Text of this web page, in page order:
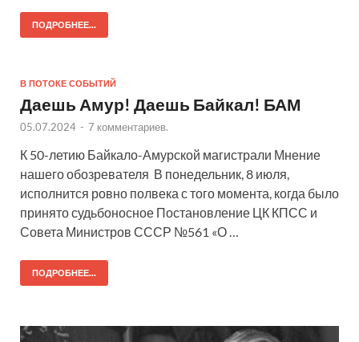
ПОДРОБНЕЕ...
В ПОТОКЕ СОБЫТИЙ
Даешь Амур! Даешь Байкал! БАМ
05.07.2024 - 7 комментариев.
К 50-летию Байкало-Амурской магистрали Мнение
нашего обозревателя В понедельник, 8 июля,
исполнится ровно полвека с того момента, когда было
принято судьбоносное Постановление ЦК КПСС и
Совета Министров СССР №561 «О …
ПОДРОБНЕЕ...